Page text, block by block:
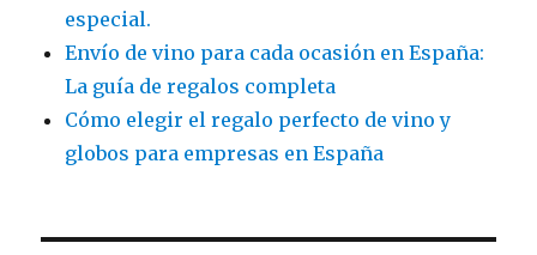
especial.
Envío de vino para cada ocasión en España:
La guía de regalos completa
Cómo elegir el regalo perfecto de vino y
globos para empresas en España